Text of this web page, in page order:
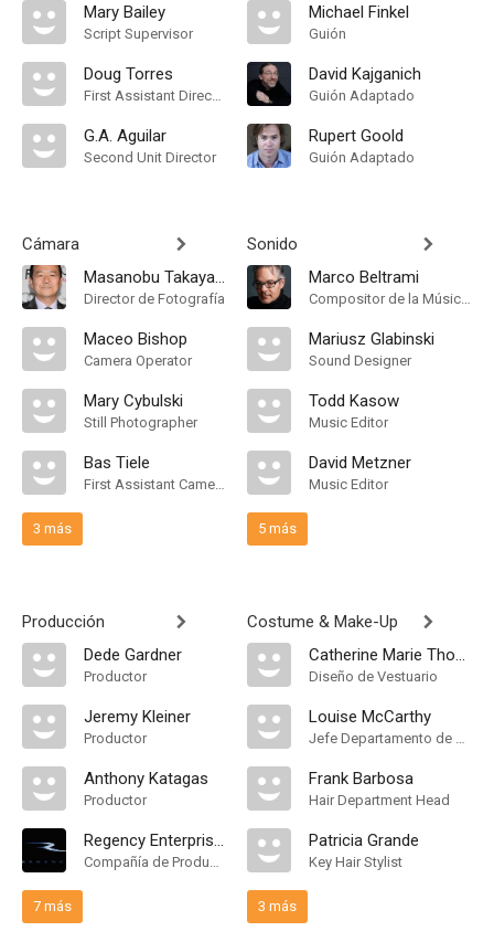
Mary Bailey
Script Supervisor
Doug Torres
First Assistant Director
G.A. Aguilar
Second Unit Director
Cámara
Masanobu Takayanagi
Director de Fotografía
Maceo Bishop
Camera Operator
Mary Cybulski
Still Photographer
Bas Tiele
First Assistant Camera
3 más
Producción
Dede Gardner
Productor
Jeremy Kleiner
Productor
Anthony Katagas
Productor
Regency Enterprises
Compañía de Produccion
7 más
Michael Finkel
Guión
David Kajganich
Guión Adaptado
Rupert Goold
Guión Adaptado
Sonido
Marco Beltrami
Compositor de la Música Original
Mariusz Glabinski
Sound Designer
Todd Kasow
Music Editor
David Metzner
Music Editor
5 más
Costume & Make-Up
Catherine Marie Thomas
Diseño de Vestuario
Louise McCarthy
Jefe Departamento de Maquillaje
Frank Barbosa
Hair Department Head
Patricia Grande
Key Hair Stylist
3 más